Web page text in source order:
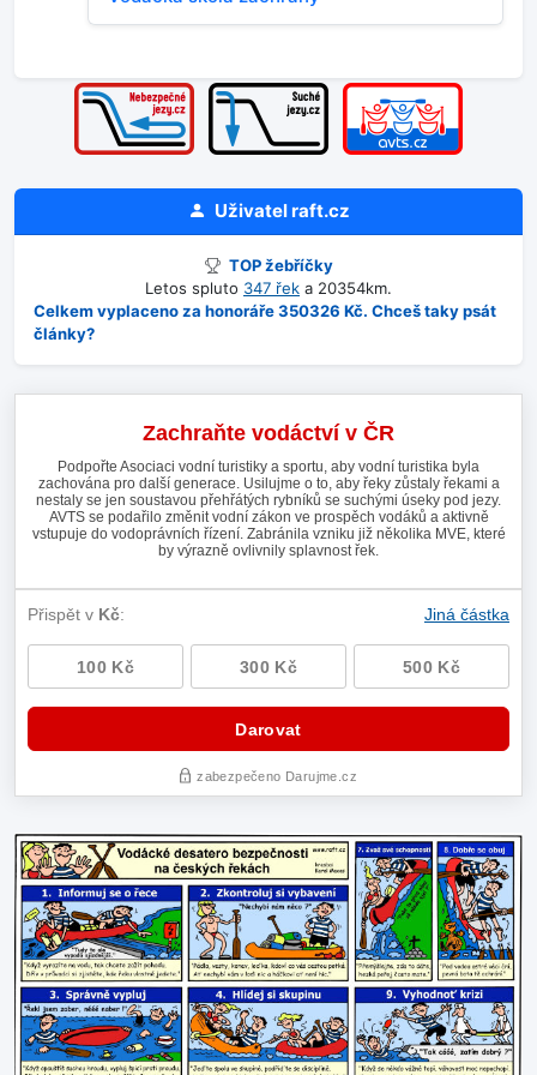
Uživatelraft.cz
TOP žebříčky
Letos spluto 347 řek a 20354km.
Celkem vyplaceno za honoráře 350326 Kč. Chceš taky psát
články?